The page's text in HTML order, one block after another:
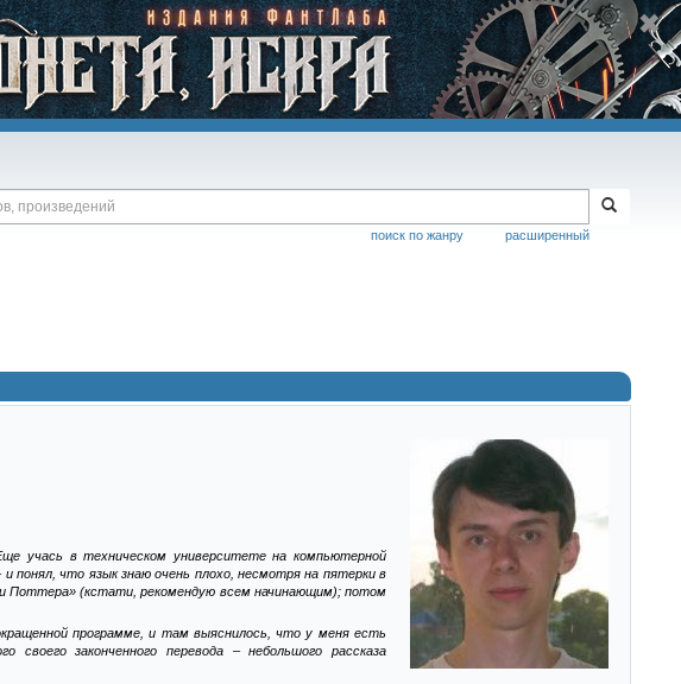
расширенный
поиск по жанру
учась в техническом университете на компьютерной
понял, что язык знаю очень плохо, несмотря на пятерки в
Поттера» (кстати, рекомендую всем начинающим); потом
программе, и там выяснилось, что у меня есть
законченного перевода – небольшого рассказа